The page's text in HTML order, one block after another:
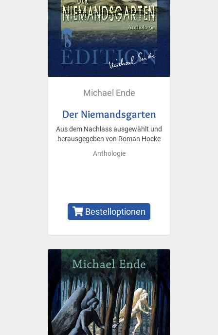
Michael Ende
Der Niemandsgarten
Aus dem Nachlass ausgewählt und
herausgegeben von Roman Hocke
Anthologie
Bestelloptionen